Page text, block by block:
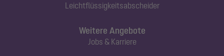
Leichtflüssigkeitsabscheider
Weitere Angebote
Jobs & Karriere